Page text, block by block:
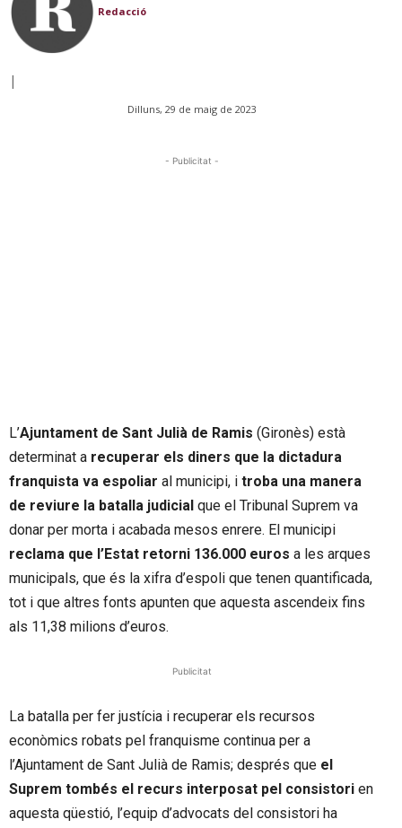
Redacció
|
Dilluns, 29 de maig de 2023
- Publicitat -
L’Ajuntament de Sant Julià de Ramis (Gironès) està
determinat a recuperar els diners que la dictadura
franquista va espoliar al municipi, i troba una manera
de reviure la batalla judicial que el Tribunal Suprem va
donar per morta i acabada mesos enrere. El municipi
reclama que l’Estat retorni 136.000 euros a les arques
municipals, que és la xifra d’espoli que tenen quantificada,
tot i que altres fonts apunten que aquesta ascendeix fins
als 11,38 milions d’euros.
Publicitat
La batalla per fer justícia i recuperar els recursos
econòmics robats pel franquisme continua per a
l’Ajuntament de Sant Julià de Ramis; després que el
Suprem tombés el recurs interposat pel consistori en
aquesta qüestió, l’equip d’advocats del consistori ha